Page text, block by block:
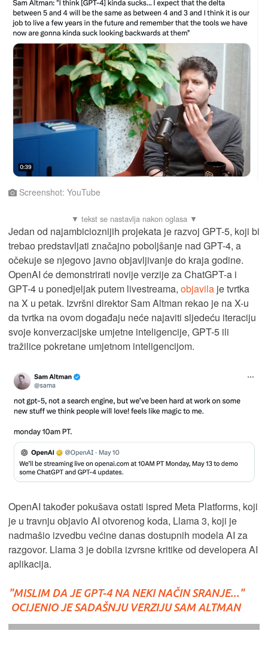
Screenshot: YouTube
Jedan od najambicioznijih projekata je razvoj GPT-5, koji bi
trebao predstavljati značajno poboljšanje nad GPT-4, a
očekuje se njegovo javno objavljivanje do kraja godine.
OpenAI će demonstrirati novije verzije za ChatGPT-a i
GPT-4 u ponedjeljak putem livestreama, objavila je tvrtka
na X u petak. Izvršni direktor Sam Altman rekao je na X-u
da tvrtka na ovom događaju neće najaviti sljedeću iteraciju
svoje konverzacijske umjetne inteligencije, GPT-5 ili
tražilice pokretane umjetnom inteligencijom.
OpenAI također pokušava ostati ispred Meta Platforms, koji
je u travnju objavio AI otvorenog koda, Llama 3, koji je
nadmašio izvedbu većine danas dostupnih modela AI za
razgovor. Llama 3 je dobila izvrsne kritike od developera AI
aplikacija.
"MISLIM DA JE GPT-4 NA NEKI NAČIN SRANJE..."
OCIJENIO JE SADAŠNJU VERZIJU SAM ALTMAN